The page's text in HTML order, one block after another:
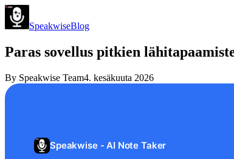
SpeakwiseBlog
Paras sovellus pitkien
By Speakwise Team4. kesäkuuta 2026
Speakwise - AI Note Taker